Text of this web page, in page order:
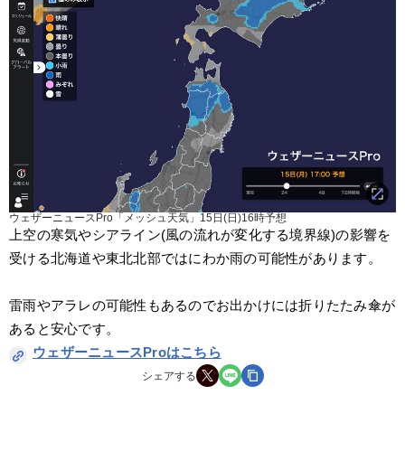
ウェザーニュースPro「メッシュ天気」15日(日)16時予想
上空の寒気やシアライン(風の流れが変化する境界線)の影響を
受ける北海道や東北北部ではにわか雨の可能性があります。
雷雨やアラレの可能性もあるのでお出かけには折りたたみ傘が
あると安心です。
ウェザーニュースProはこちら
シェアする